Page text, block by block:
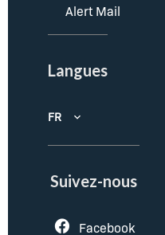
Alert Mail
Langues
FR
Suivez-nous
Facebook